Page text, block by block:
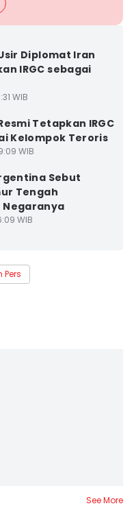
Diplomat Iran
IRGC sebagai
WIB
Tetapkan IRGC
Kelompok Teroris
WIB
Sebut
Tengah
Negaranya
WIB
Pers
See More